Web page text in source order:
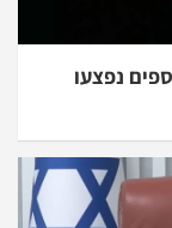
נפצעו